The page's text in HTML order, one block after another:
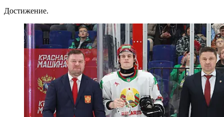
Достижение.